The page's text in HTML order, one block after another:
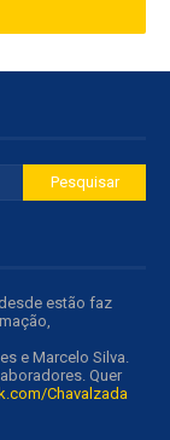
estão faz
e Marcelo Silva.
Quer
Chavalzada